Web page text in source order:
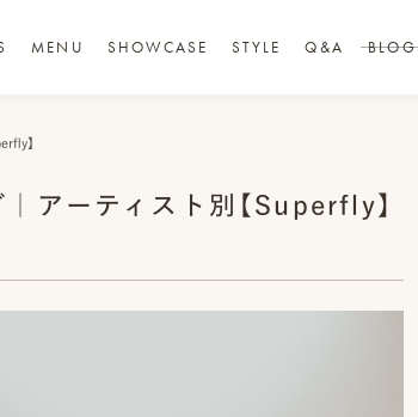
MENU SHOWCASE STYLE Q&A BLOG
】
アーティスト別【Superfly】